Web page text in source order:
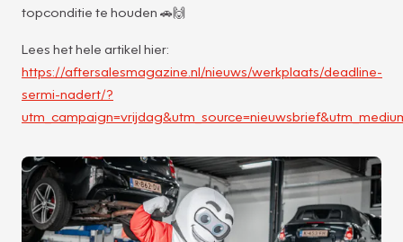
topconditie te houden 🚗🙌
Lees het hele artikel hier:
https://aftersalesmagazine.nl/nieuws/werkplaats/deadline-
sermi-nadert/?